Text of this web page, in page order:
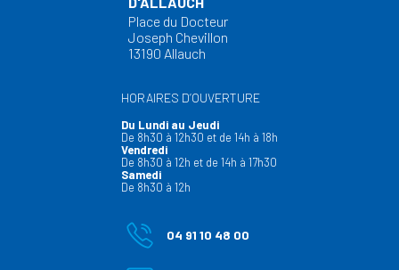
Place du Docteur
Joseph Chevillon
13190 Allauch
HORAIRES D’OUVERTURE
Du Lundi au Jeudi
De 8h30 à 12h30 et de 14h à 18h
Vendredi
De 8h30 à 12h et de 14h à 17h30
Samedi
De 8h30 à 12h
04 91 10 48 00